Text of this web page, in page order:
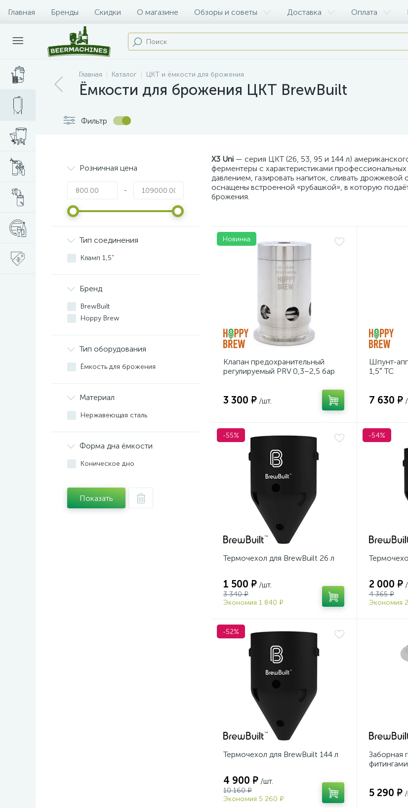
Главная Бренды Скидки О магазине Обзоры и советы Доставка Оплата
Главная Каталог ЦКТ и ёмкости для брожения
Ёмкости для брожения ЦКТ BrewBuilt
Фильтр
Розничная цена
-
Тип соединения
Кламп 1,5"
Бренд
BrewBuilt
Hoppy Brew
Тип оборудования
Ёмкость для брожения
Материал
Нержавеющая сталь
Форма дна ёмкости
Коническое дно
Показать
X3 Uni — серия ЦКТ (26, 53, 95 и 144 л)
ферментеры с характеристиками
давлением, газировать напиток, сливать
оснащены встроенной «рубашкой», в которую
брожения.
Новинка
Клапан предохранительный
регулируемый PRV 0,3–2,5 бар
3 300 ₽ /шт.
Шпунт-
1,5″ TC
7 630 ₽
-55%
Термочехол для BrewBuilt 26 л
1 500 ₽ /шт.
3 340 ₽
Экономия 1 840 ₽
-54%
2 000 ₽
4 365 ₽
Экономия
-52%
Термочехол для BrewBuilt 144 л
4 900 ₽ /шт.
10 160 ₽
Экономия 5 260 ₽
Заборная
5 290 ₽